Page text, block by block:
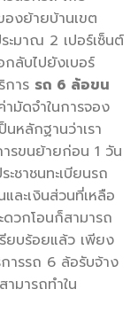
องย้ายบ้านเขต
ะมาณ 2 เปอร์เซ็นต์
กลับไปยังเบอร์
การ รถ 6 ล้อขน
ามัดจำในการจอง
หลักฐานว่าเรา
ารขนย้ายก่อน 1 วัน
ชาชนทะเบียนรถ
ละเงินส่วนที่เหลือ
วกโอนก็สามารถ
ยบร้อยแล้ว เพียง
ารรถ 6 ล้อรับจ้าง
มารถทำใน